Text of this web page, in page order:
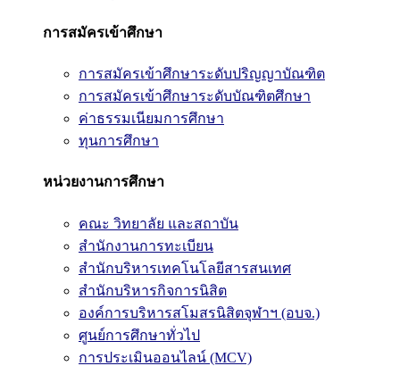
การสมัครเข้าศึกษา
การสมัครเข้าศึกษาระดับปริญญาบัณฑิต
การสมัครเข้าศึกษาระดับบัณฑิตศึกษา
ค่าธรรมเนียมการศึกษา
ทุนการศึกษา
หน่วยงานการศึกษา
คณะ วิทยาลัย และสถาบัน
สำนักงานการทะเบียน
สำนักบริหารเทคโนโลยีสารสนเทศ
สำนักบริหารกิจการนิสิต
องค์การบริหารสโมสรนิสิตจุฬาฯ (อบจ.)
ศูนย์การศึกษาทั่วไป
การประเมินออนไลน์ (MCV)